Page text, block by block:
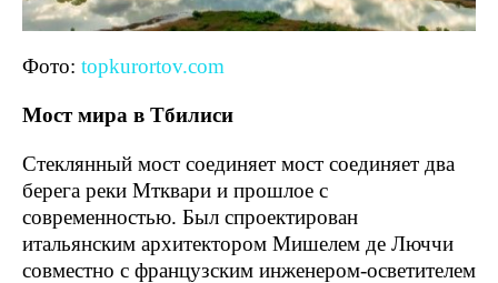
Фото: topkurortov.com
Мост мира в Тбилиси
Стеклянный мост соединяет мост соединяет два
берега реки Мтквари и прошлое с
современностью. Был спроектирован
итальянским архитектором Мишелем де Люччи
совместно с французским инженером-осветителем